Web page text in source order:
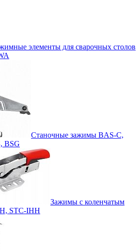
элементы для сварочных столов
Станочные зажимы BAS-C,
BSG
Зажимы с коленчатым
STC-IHH